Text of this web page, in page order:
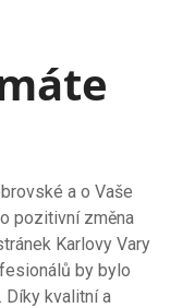
a o Vaše
pozitivní změna
Karlovy Vary
by bylo
Díky kvalitní a